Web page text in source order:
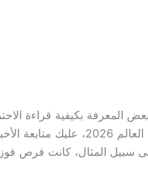
في كأس العالم